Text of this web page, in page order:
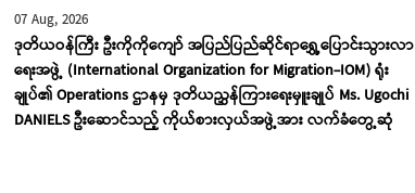
07 Aug, 2026
ဒုတိယဝန်ကြီး ဦးကိုကိုကျော် အပြည်ပြည်ဆိုင်ရာရွှေ့ပြောင်းသွားလာ
ရေးအဖွဲ့ (International Organization for Migration-IOM) ရုံး
ချုပ်၏ Operations ဌာနမှ ဒုတိယညွှန်ကြားရေးမှူးချုပ် Ms. Ugochi
DANIELS ဦးဆောင်သည့် ကိုယ်စားလှယ်အဖွဲ့အား လက်ခံတွေ့ဆုံ